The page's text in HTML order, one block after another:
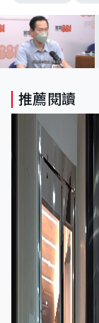
推薦閱讀